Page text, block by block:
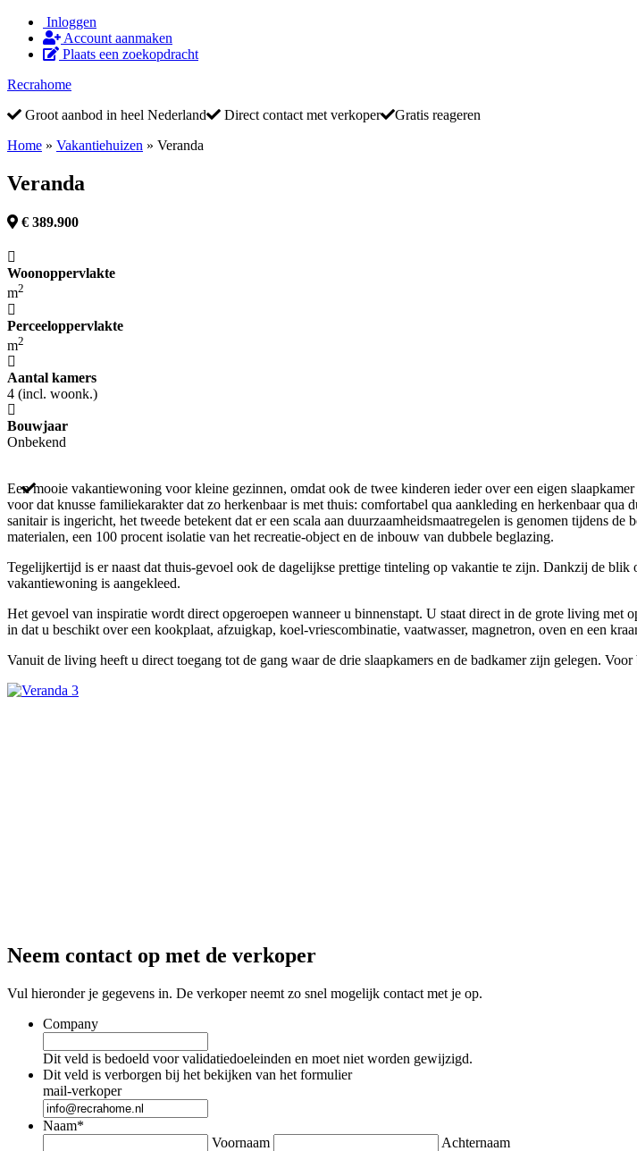
Inloggen
Account aanmaken
Plaats een zoekopdracht
Recrahome
Groot aanbod in heel Nederland
Direct contact met verkoper
Gratis reageren
Home » Vakantiehuizen » Veranda
Veranda
€ 389.900
Woonoppervlakte
m2
Perceeloppervlakte
m2
Aantal kamers
4 (incl. woonk.)
Bouwjaar
Onbekend
Een mooie vakantiewoning voor kleine gezinnen, omdat ook de twee kinderen ieder over een eigen
voor dat knusse familiekarakter dat zo herkenbaar is met thuis: comfortabel qua aankleding en herkenbaar
sanitair is ingericht, het tweede betekent dat er een scala aan duurzaamheidsmaatregelen is genomen tijdens
materialen, een 100 procent isolatie van het recreatie-object en de inbouw van dubbele beglazing.
Tegelijkertijd is er naast dat thuis-gevoel ook de dagelijkse prettige tinteling op vakantie te zijn. Dankzij de
vakantiewoning is aangekleed.
Het gevoel van inspiratie wordt direct opgeroepen wanneer u binnenstapt. U staat direct in de grote living met
in dat u beschikt over een kookplaat, afzuigkap, koel-vriescombinatie, vaatwasser, magnetron, oven en een
Vanuit de living heeft u direct toegang tot de gang waar de drie slaapkamers en de badkamer zijn gelegen.
Neem contact op met de verkoper
Vul hieronder je gegevens in. De verkoper neemt zo snel mogelijk contact met je op.
Company
Dit veld is bedoeld voor validatiedoeleinden en moet niet worden gewijzigd.
Dit veld is verborgen bij het bekijken van het formulier
mail-verkoper
Naam*
Voornaam
Achternaam